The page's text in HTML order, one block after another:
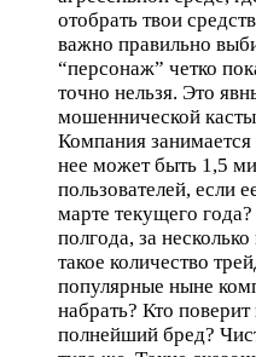
отобрать твои
важно правильно
“персонаж” четко
точно нельзя. Это
мошеннической
Компания
нее может быть 1,5
пользователей, если
марте текущего
полгода, за
такое количество
популярные ныне
набрать? Кто
полнейший бред?